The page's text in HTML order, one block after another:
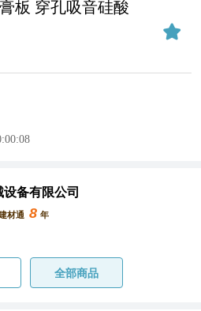
板 穿孔吸音硅酸
备有限公司
材通 8 年
全部商品